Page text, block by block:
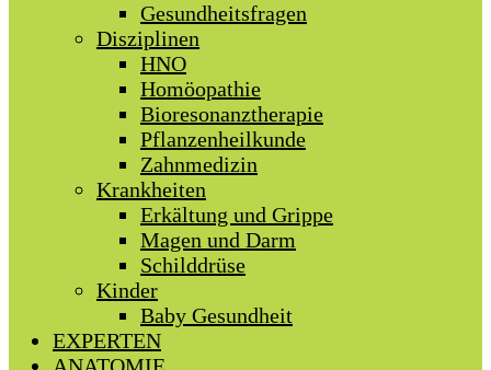
Gesundheitsfragen
Disziplinen
HNO
Homöopathie
Bioresonanztherapie
Pflanzenheilkunde
Zahnmedizin
Krankheiten
Erkältung und Grippe
Magen und Darm
Schilddrüse
Kinder
Baby Gesundheit
EXPERTEN